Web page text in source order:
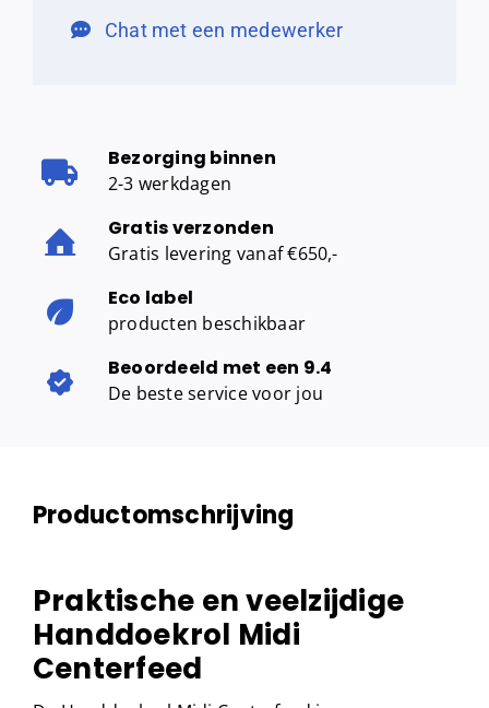
Chat met een medewerker
Bezorging binnen
2-3 werkdagen
Gratis verzonden
Gratis levering vanaf €650,-
Eco label
producten beschikbaar
Beoordeeld met een 9.4
De beste service voor jou
Productomschrijving
Praktische en veelzijdige
Handdoekrol Midi
Centerfeed